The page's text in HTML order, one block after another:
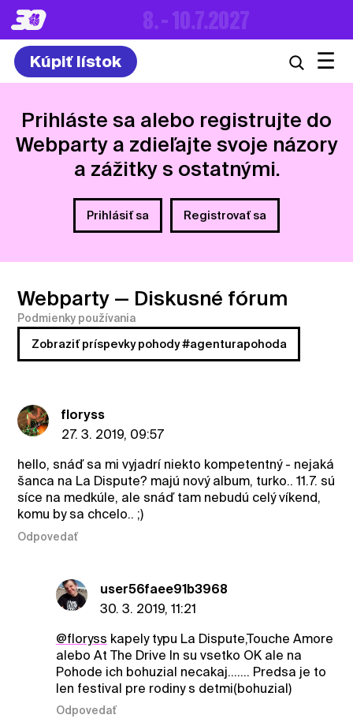
8. – 10.7.2027
Kúpiť lístok ☰
Prihláste sa alebo registrujte do
Webparty a zdieľajte svoje názory
a zážitky s ostatnými.
Prihlásiť sa Registrovať sa
Webparty — Diskusné fórum
Podmienky používania
Zobraziť príspevky pohody #agenturapohoda
floryss
27. 3. 2019, 09:57
hello, snáď sa mi vyjadrí niekto kompetentný - nejaká
šanca na La Dispute? majú nový album, turko.. 11.7. sú
síce na medkúle, ale snáď tam nebudú celý víkend,
komu by sa chcelo.. ;)
Odpovedať
user56faee91b3968
30. 3. 2019, 11:21
@floryss kapely typu La Dispute,Touche Amore
alebo At The Drive In su vsetko OK ale na
Pohode ich bohuzial necakaj....... Predsa je to
len festival pre rodiny s detmi(bohuzial)
Odpovedať